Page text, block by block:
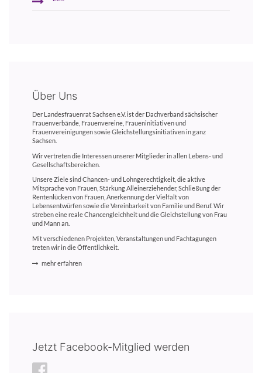
Über Uns
Der Landesfrauenrat Sachsen e.V. ist der Dachverband sächsischer
Frauenverbände, Frauenvereine, Fraueninitiativen und
Frauenvereinigungen sowie Gleichstellungsinitiativen in ganz
Sachsen.
Wir vertreten die Interessen unserer Mitglieder in allen Lebens- und
Gesellschaftsbereichen.
Unsere Ziele sind Chancen- und Lohngerechtigkeit, die aktive
Mitsprache von Frauen, Stärkung Alleinerziehender, Schließung der
Rentenlücken von Frauen, Anerkennung der Vielfalt von
Lebensentwürfen sowie die Vereinbarkeit von Familie und Beruf. Wir
streben eine reale Chancengleichheit und die Gleichstellung von Frau
und Mann an.
Mit verschiedenen Projekten, Veranstaltungen und Fachtagungen
treten wir in die Öffentlichkeit.
mehr erfahren
Jetzt Facebook-Mitglied werden